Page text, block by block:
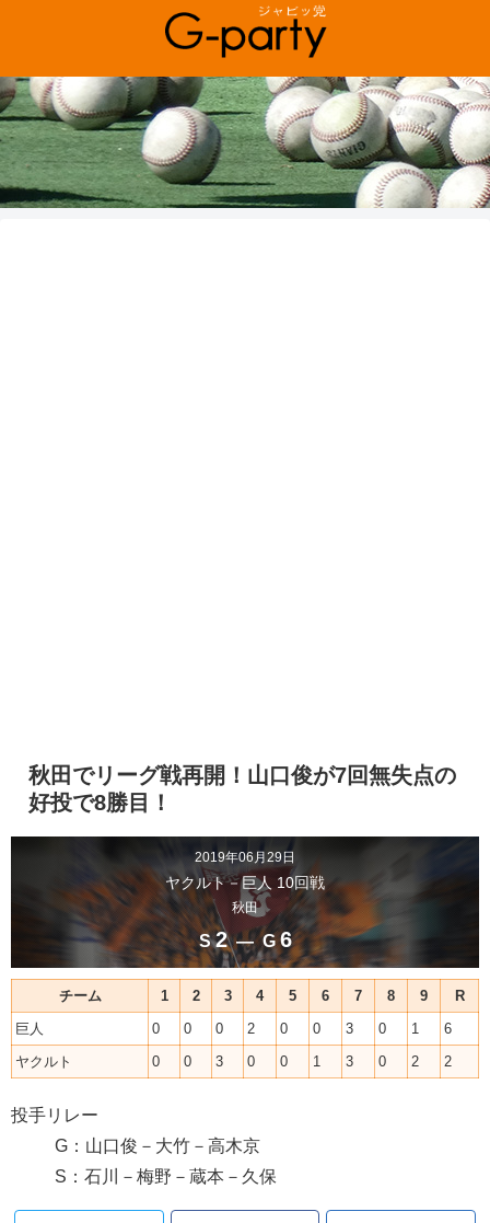
秋田でリーグ戦再開！山口俊が7回無失点の
好投で8勝目！
2019年06月29日
ヤクルト－巨人 10回戦
秋田
S2― G6
チーム 1 2 3 4 5 6 7 8 9
R
巨人
0 0 0 2 0 0 3 0 1
6
ヤクルト
0 0 3 0 0 1 3 0 2 2
投手リレー
G：山口俊－大竹－高木京
S：石川－梅野－蔵本－久保